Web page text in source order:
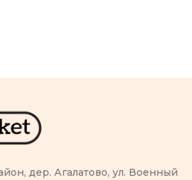
дер. Агалатово, ул. Военный